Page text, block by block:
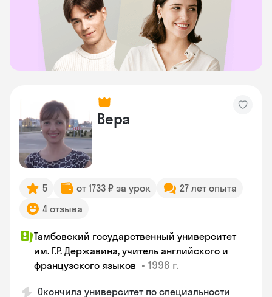
Вера
5 от 1733 ₽ за урок
27 лет опыта
4 отзыва
Тамбовский государственный университет
им. Г.Р. Державина, учитель английского и
французского языков • 1998 г.
Окончила университет по специальности